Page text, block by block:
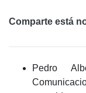
Comparte está
Pedro